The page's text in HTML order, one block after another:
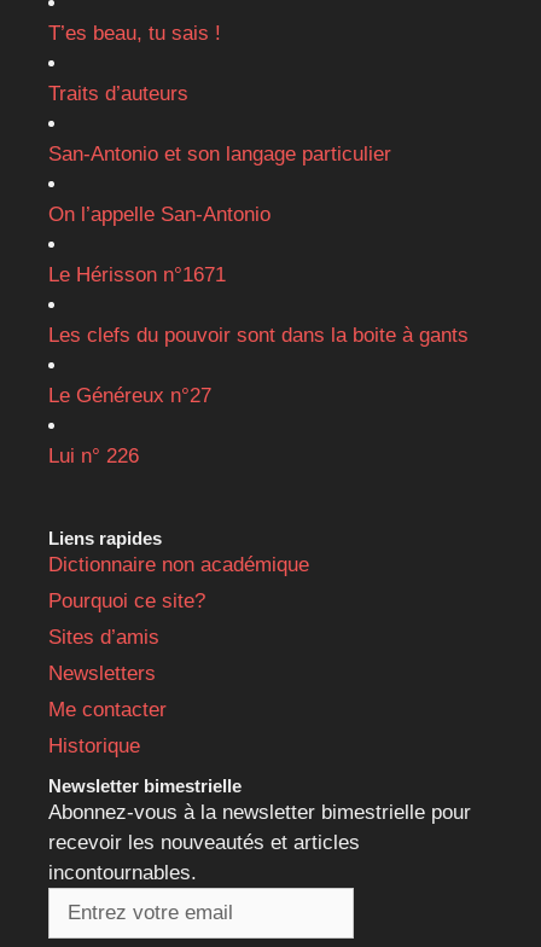
T’es beau, tu sais !
Traits d’auteurs
San-Antonio et son langage particulier
On l’appelle San-Antonio
Le Hérisson n°1671
Les clefs du pouvoir sont dans la boite à gants
Le Généreux n°27
Lui n° 226
Liens rapides
Dictionnaire non académique
Pourquoi ce site?
Sites d’amis
Newsletters
Me contacter
Historique
Newsletter bimestrielle
Abonnez-vous à la newsletter bimestrielle pour
recevoir les nouveautés et articles
incontournables.